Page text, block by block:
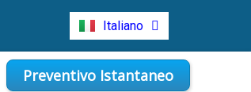
Italiano
Indonesia
Preventivo Istantaneo